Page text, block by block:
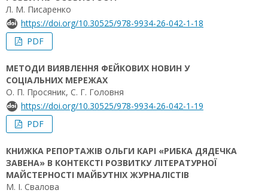
Л. М. Писаренко
https://doi.org/10.30525/978-9934-26-042-1-18
PDF
МЕТОДИ ВИЯВЛЕННЯ ФЕЙКОВИХ НОВИН У
СОЦІАЛЬНИХ МЕРЕЖАХ
О. П. Просяник, С. Г. Головня
https://doi.org/10.30525/978-9934-26-042-1-19
PDF
КНИЖКА РЕПОРТАЖІВ ОЛЬГИ КАРІ «РИБКА ДЯДЕЧКА
ЗАВЕНА» В КОНТЕКСТІ РОЗВИТКУ ЛІТЕРАТУРНОЇ
МАЙСТЕРНОСТІ МАЙБУТНІХ ЖУРНАЛІСТІВ
М. І. Свалова